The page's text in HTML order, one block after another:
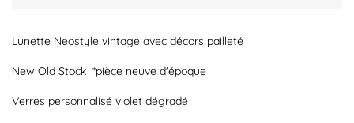
Lunette Neostyle vintage avec décors pailleté
New Old Stock *pièce neuve d'époque
Verres personnalisé violet dégradé